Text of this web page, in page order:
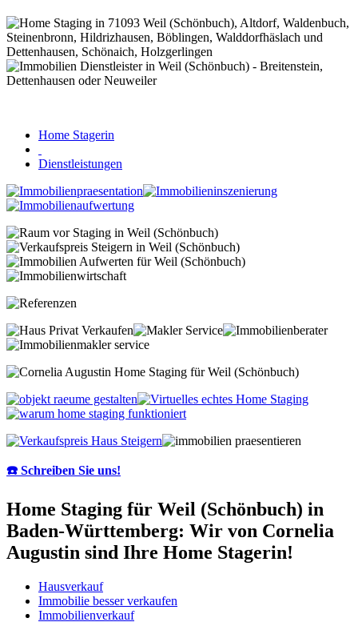
Home Stagerin
Dienstleistungen
☎️ Schreiben Sie uns!
Home Staging für Weil (Schönbuch) in
Baden-Württemberg: Wir von Cornelia
Augustin sind Ihre Home Stagerin!
Hausverkauf
Immobilie besser verkaufen
Immobilienverkauf